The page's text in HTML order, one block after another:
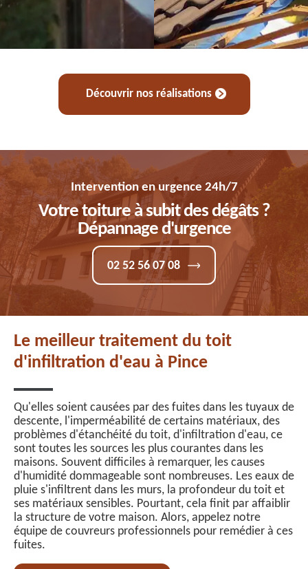
Découvrir nos réalisations
Intervention en urgence 24h/7
Votre toiture à subit des dégâts ?
Dépannage d'urgence
02 52 56 07 08
Le meilleur traitement du toit
d'infiltration d'eau à Pince
Qu'elles soient causées par des fuites dans les tuyaux de
descente, l'imperméabilité de certains matériaux, des
problèmes d'étanchéité du toit, d'infiltration d'eau, ce
sont toutes les sources les plus courantes dans les
maisons. Souvent difficiles à remarquer, les causes
d'humidité dommageable sont nombreuses. Les eaux de
pluie s'infiltrent dans les murs, la profondeur du toit et
ses matériaux sensibles. Pourtant, cela finit par affaiblir
la structure de votre maison. Alors, appelez notre
équipe de couvreurs professionnels pour remédier à ces
fuites.